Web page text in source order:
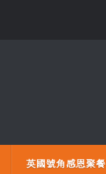
英國號角感恩聚餐